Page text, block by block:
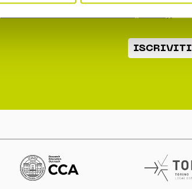
Accetto la normativa sulla privacy
ISCRIVITI